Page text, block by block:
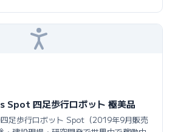
四足歩行ロボット 極美品
足歩行ロボット Spot（2019年9月販売